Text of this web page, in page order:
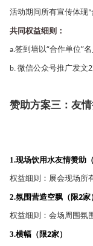
活动期间所有宣传体现“
共同权益细则：
a.签到墙以“合作单位”
b. 微信公众号推广发文2
赞助方案三：友
1.现场饮用水友情赞助
权益细则：展会现场所
2.氛围营造空飘（限2家）
权益细则：会场周围氛
3.横幅（限2家）